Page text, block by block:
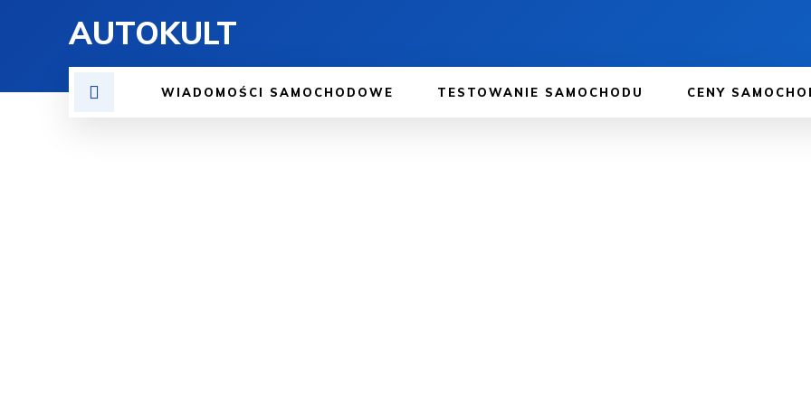
AUTOKULT
WIADOMOŚCI SAMOCHODOWE TESTOWANIE SAMOCHODU CENY